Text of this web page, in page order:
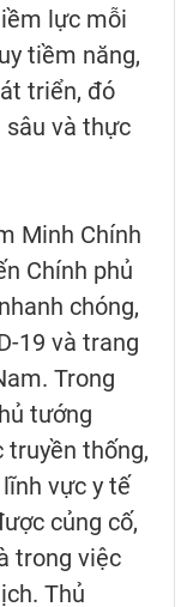
lực mỗi
tiềm năng,
triển, đó
sâu và thực
Minh Chính
Chính phủ
chóng,
19 và trang
Trong
tướng
truyền thống,
vực y tế
củng cố,
trong việc
Thủ